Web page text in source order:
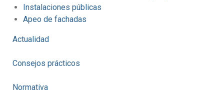
Instalaciones públicas
Apeo de fachadas
Actualidad
Consejos prácticos
Normativa